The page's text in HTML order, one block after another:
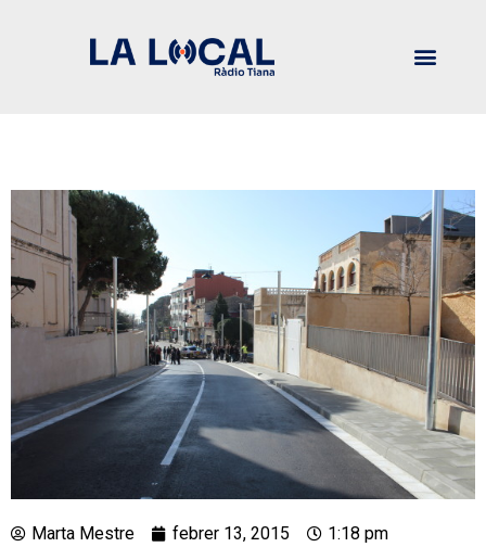
Marta Mestre febrer 13, 2015 1:18 pm